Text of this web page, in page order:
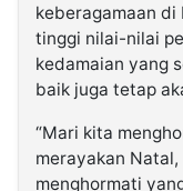
keberagamaan di
tinggi nilai-nilai
kedamaian yang
baik juga tetap
“Mari kita
merayakan
menghormati